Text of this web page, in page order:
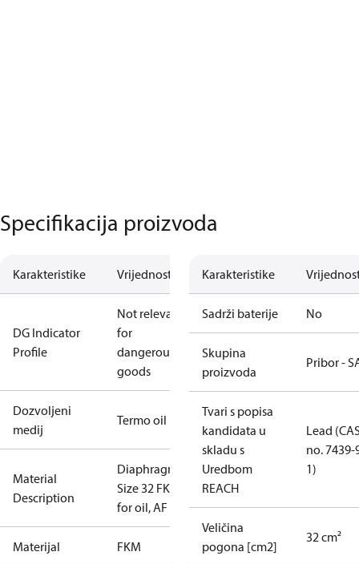
Specifikacija proizvoda
Karakteristike Vrijednost
DG Indicator
Profile
Not relevant
for
dangerous
goods
Dozvoljeni
medij
Termo oil
Material
Description
Diaphragm
Size 32 FKM
for oil, AF
Materijal FKM
Karakteristike
Sadrži baterije No
Skupina
proizvoda
Pribor -
Tvari s popisa
kandidata u
skladu s
Uredbom
REACH
Lead
no. 7439-
1)
Veličina
pogona [cm2]
32 cm²